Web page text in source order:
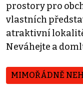
prostory pro
vlastních
atraktivní
Neváhejte a
MIMOŘÁDNĚ